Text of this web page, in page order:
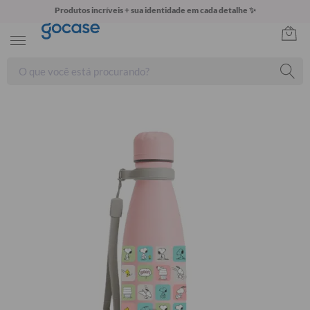
Produtos incríveis + sua identidade em cada detalhe ✨